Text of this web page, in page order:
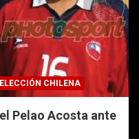
CHILENA
Pelao Acosta ante